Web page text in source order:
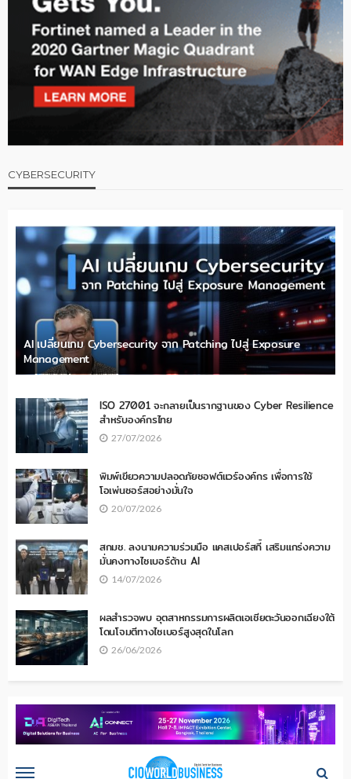
CYBERSECURITY
AI เปลี่ยนเกม Cybersecurity จาก Patching ไปสู่ Exposure
Management
ISO 27001 จะกลายเป็นรากฐานของ Cyber Resilience
สำหรับองค์กรไทย
27/07/2026
พิมพ์เขียวความปลอดภัยซอฟต์แวร์องค์กร เพื่อการใช้
โอเพ่นซอร์สอย่างมั่นใจ
20/07/2026
สกมช. ลงนามความร่วมมือ แคสเปอร์สกี้ เสริมแกร่งความ
มั่นคงทางไซเบอร์ด้าน AI
14/07/2026
ผลสำรวจพบ อุตสาหกรรมการผลิตเอเชียตะวันออกเฉียงใต้
โดนโจมตีทางไซเบอร์สูงสุดในโลก
26/06/2026